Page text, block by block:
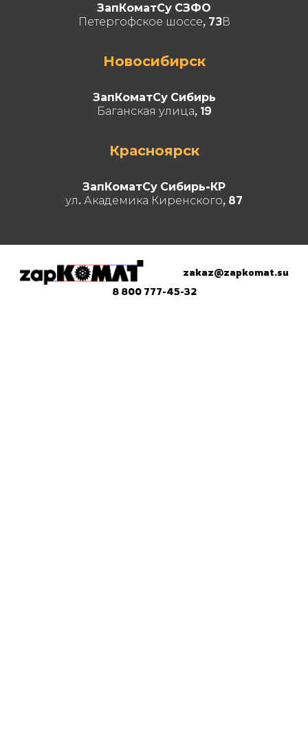
ЗапКоматСу СЗФО
Петергофское шоссе, 73В
Новосибирск
ЗапКоматСу Сибирь
Баганская улица, 19
Красноярск
ЗапКоматСу Сибирь-КР
ул. Академика Киренского, 87
zakaz@zapkomat.su
8 800 777-45-32